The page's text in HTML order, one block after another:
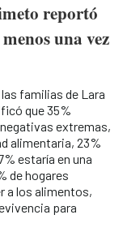
reportó
una vez
familias de Lara
que 35%
extremas,
alimentaria, 23%
estaría en una
de hogares
a los alimentos,
para